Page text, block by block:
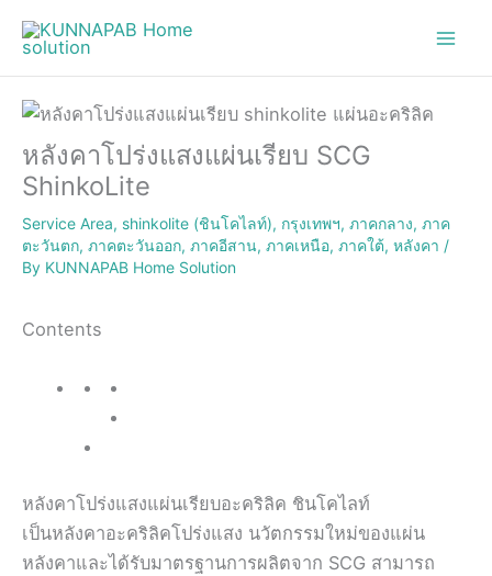
content
หลังคาโปร่งแสงแผ่นเรียบ SCG
ShinkoLite
Service Area, shinkolite (ชินโคไลท์), กรุงเทพฯ, ภาคกลาง, ภาค
ตะวันตก, ภาคตะวันออก, ภาคอีสาน, ภาคเหนือ, ภาคใต้, หลังคา /
By KUNNAPAB Home Solution
Contents
หลังคาโปร่งแสงแผ่นเรียบอะคริลิค ชินโคไลท์
เป็นหลังคาอะคริลิคโปร่งแสง นวัตกรรมใหม่ของแผ่น
หลังคาและได้รับมาตรฐานการผลิตจาก SCG สามารถ